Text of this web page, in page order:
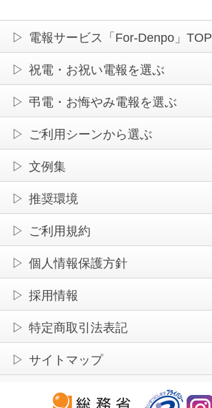
電報サービス「For-Denpo」TOP
祝電・お祝い電報を選ぶ
弔電・お悔やみ電報を選ぶ
ご利用シーンから選ぶ
文例集
推奨環境
ご利用規約
個人情報保護方針
採用情報
特定商取引法表記
サイトマップ